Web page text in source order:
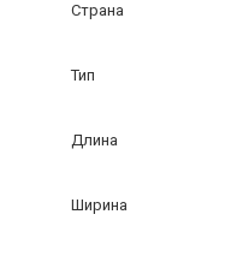
Страна
Тип
Длина
Ширина